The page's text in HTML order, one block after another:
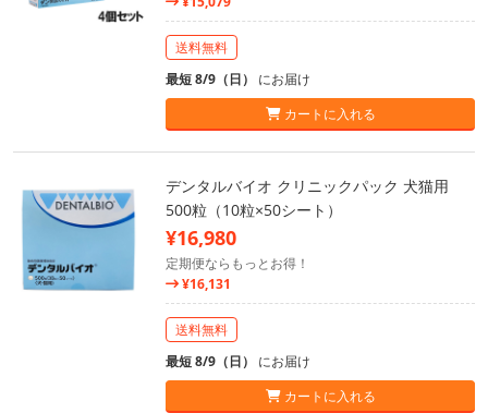
送料無料
最短 8/9（日） にお届け
カートに入れる
デンタルバイオ クリニックパック 犬猫用
500粒（10粒×50シート）
¥16,980
定期便ならもっとお得！
¥16,131
送料無料
最短 8/9（日） にお届け
カートに入れる